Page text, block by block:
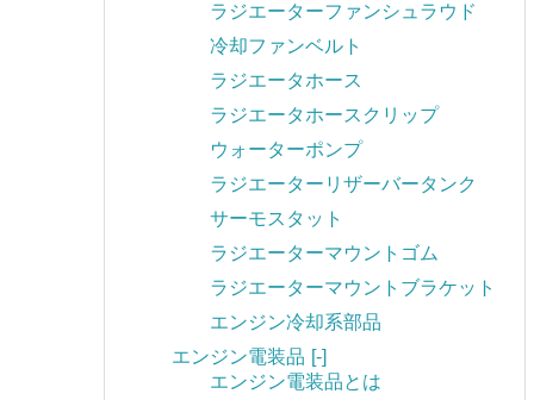
ラジエーターファンシュラウド
冷却ファンベルト
ラジエータホース
ラジエータホースクリップ
ウォーターポンプ
ラジエーターリザーバータンク
サーモスタット
ラジエーターマウントゴム
ラジエーターマウントブラケット
エンジン冷却系部品
エンジン電装品 [-]
エンジン電装品とは